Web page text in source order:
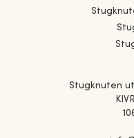
Stugknuten